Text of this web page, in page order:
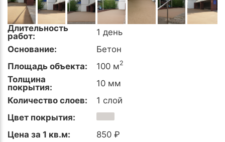
Длительность
работ:
1 день
Основание:
Бетон
Площадь объекта:
100 м2
Толщина
покрытия:
10 мм
Количество слоев:
1 слой
Цвет покрытия:
Цена за 1 кв.м:
850 ₽